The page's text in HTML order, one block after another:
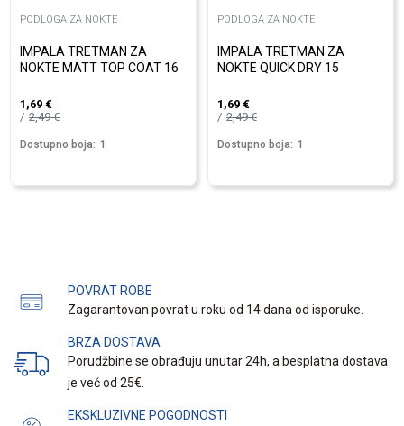
PODLOGA ZA NOKTE
IMPALA TRETMAN ZA
NOKTE MATT TOP COAT 16
1,69 €
2,49€
Dostupno boja: 1
PODLOGA ZA NOKTE
IMPALA TRETMAN ZA
NOKTE QUICK DRY 15
1,69 €
2,49€
Dostupno boja: 1
POVRAT ROBE
Zagarantovan povrat u roku od 14 dana od isporuke.
BRZA DOSTAVA
Porudžbine se obrađuju unutar 24h, a besplatna dostava
je već od 25€.
EKSKLUZIVNE POGODNOSTI